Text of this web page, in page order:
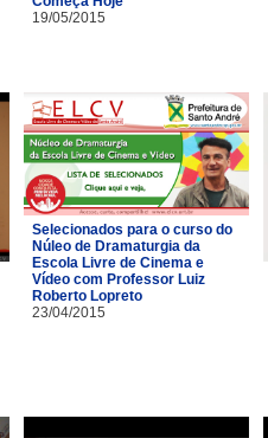
19/05/2015
Selecionados para o curso do
Núleo de Dramaturgia da
Escola Livre de Cinema e
Vídeo com Professor Luiz
Roberto Lopreto
23/04/2015